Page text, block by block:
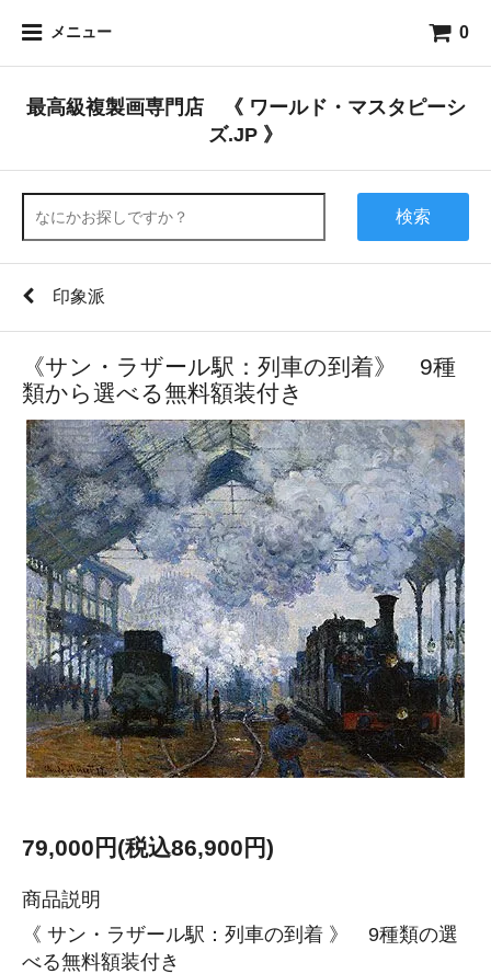
メニュー 0
最高級複製画専門店 《 ワールド・マスタピーシ
ズ.JP 》
検索
印象派
《サン・ラザール駅：列車の到着》 9種
類から選べる無料額装付き
79,000円(税込86,900円)
商品説明
《 サン・ラザール駅：列車の到着 》 9種類の選
べる無料額装付き